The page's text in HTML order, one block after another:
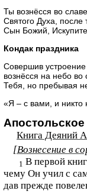
Ты вознёсся во
Святого Духа, после
Сын Божий,
Кондак праздника
Совершив
вознёсся на небо
Тебя, но пребывая
«Я – с вами, и никто
Книга Деяний
[Вознесение в
1 В первой
чему Он учил с
дав прежде